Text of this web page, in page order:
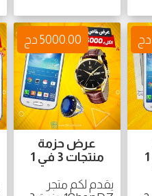
عرض حزمة
منتجات 3 في 1
يقدم لكم متجر
5000.00 دج